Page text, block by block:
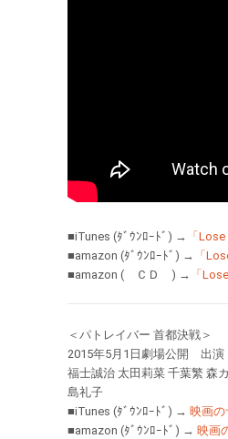
■iTunes (ﾀﾞｳﾝﾛｰﾄﾞ) → 「
■amazon (ﾀﾞｳﾝﾛｰﾄﾞ) → 「
■amazon ( ＣＤ ) → 「
＜パトレイバー 首都決戦＞
2015年5月1日劇場公開 出演
福士誠治 太田莉菜 千葉繁 森
島礼子
■iTunes (ﾀﾞｳﾝﾛｰﾄﾞ) → 映画の
■amazon (ﾀﾞｳﾝﾛｰﾄﾞ) → 映画